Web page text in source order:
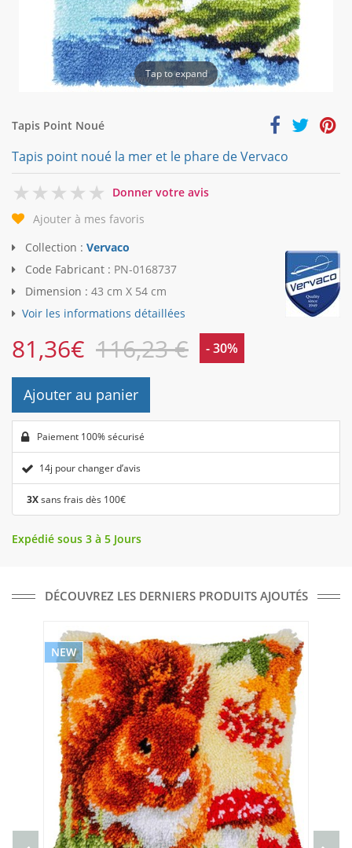
Tap to expand
Tapis Point Noué
Tapis point noué la mer et le phare de Vervaco
0
Donner votre avis
Ajouter à mes favoris
Collection : Vervaco
Code Fabricant : PN-0168737
Dimension : 43 cm X 54 cm
Voir les informations détaillées
81,36€ 116,23 € - 30%
Ajouter au panier
Paiement 100% sécurisé
14j pour changer d’avis
3Xsans frais dès 100€
Expédié sous 3 à 5 Jours
DÉCOUVREZ LES DERNIERS PRODUITS AJOUTÉS
NEW